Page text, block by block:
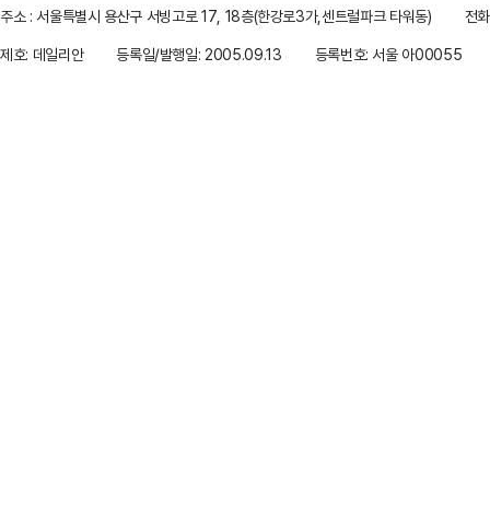
주소 : 서울특별시 용산구 서빙고로 17, 18층(한강로3가,센트럴파크 타워동)
전
제호: 데일리안
등록일/발행일: 2005.09.13 등록번호: 서울 아00055